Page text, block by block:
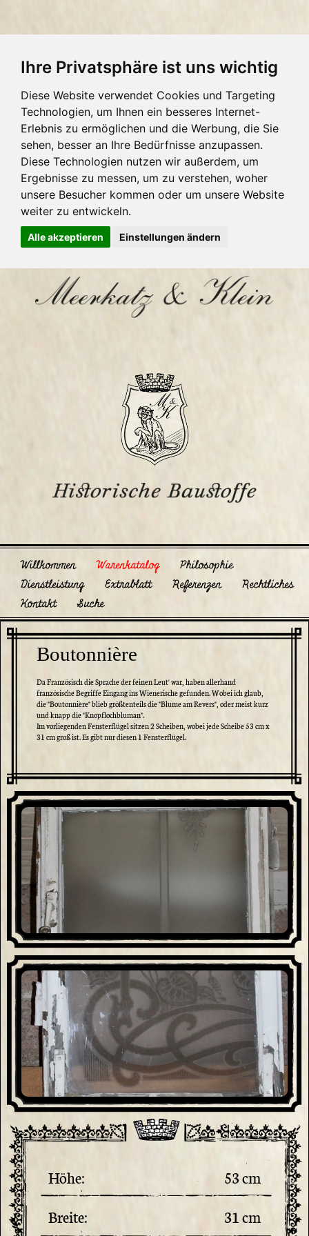
Ihre Privatsphäre ist uns wichtig
Diese Website verwendet Cookies und Targeting
Technologien, um Ihnen ein besseres Internet-
Erlebnis zu ermöglichen und die Werbung, die Sie
sehen, besser an Ihre Bedürfnisse anzupassen.
Diese Technologien nutzen wir außerdem, um
Ergebnisse zu messen, um zu verstehen, woher
unsere Besucher kommen oder um unsere Website
weiter zu entwickeln.
Alle akzeptieren Einstellungen ändern
Willkommen Warenkatalog
Philosophie
Dienstleistung
Extrablatt Referenzen
Rechtliches
Kontakt
Suche
Boutonnière
Da Französisch die Sprache der feinen Leut' war, haben allerhand
französische Begriffe Eingang ins Wienerische gefunden. Wobei ich glaub,
die "Boutonnière" blieb größtenteils die "Blume am Revers", oder meist kurz
und knapp die "Knopflochbluman".
Im vorliegenden Fensterflügel sitzen 2 Scheiben, wobei jede Scheibe 53 cm x
31 cm groß ist. Es gibt nur diesen 1 Fensterflügel.
Höhe:
53 cm
Breite:
31 cm